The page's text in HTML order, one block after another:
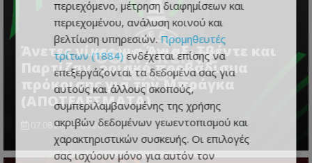
Άνετες νίκες για Άγιαξ, Τβέντε και
Παρτίζαν, οριακό προβάδισμα
πρόκρισης για την Μπράγκα
(ΑΠΟΤΕΛΕΣΜΑΤΑ)
07.08.2026 - 00:20
περιεχόμενο, μέτρηση διαφημίσεων και
περιεχομένου, ανάλυση κοινού και
βελτίωση υπηρεσιών. Προμηθευτές
τρίτων (1884) ενδέχεται επίσης να
επεξεργάζονται τα δεδομένα σας για
αυτούς και άλλους σκοπούς,
συμπεριλαμβανομένης της χρήσης
ακριβών δεδομένων γεωεντοπισμού και
χαρακτηριστικών συσκευής. Οι επιλογές
σας ισχύουν μόνο για αυτόν τον